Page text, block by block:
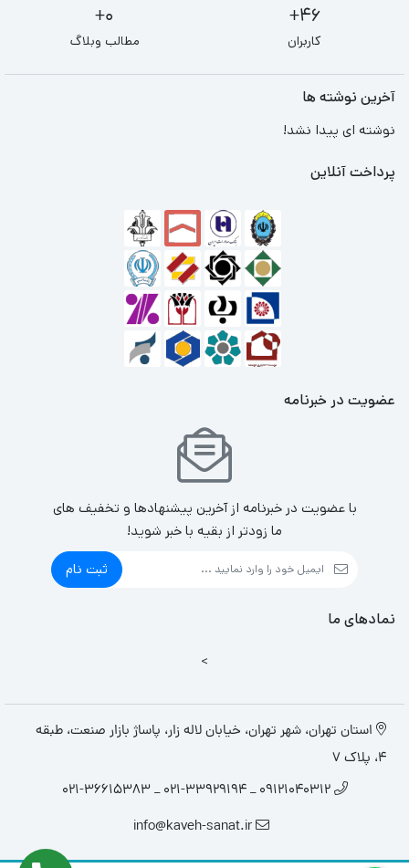
46+
کاربران
0+
مطالب وبلاگ
آخرین نوشته ها
نوشته ای پیدا نشد!
پرداخت آنلاین
عضویت در خبرنامه
با عضویت در خبرنامه از آخرین پیشنهادها و تخفیف های
ما زودتر از بقیه با خبر شوید!
ثبت نام
نمادهای ما
>
استان تهران، شهر تهران، خیابان لاله زار، پاساژ بازار صنعت، طبقه
4، پلاک 7
09121040312 _ 021-33929194 _ 021-36615383
info@kaveh-sanat.ir